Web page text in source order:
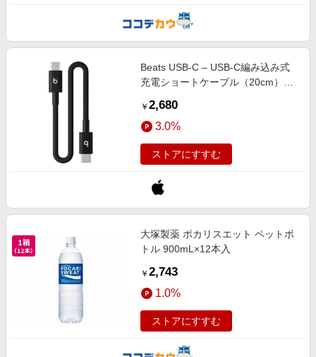
Beats USB-C – USB-C編み込み式
充電ショートケーブル（20cm）–
￥ 2,680
3.0%
ストアにすすむ
大塚製薬 ポカリスエット ペットボ
トル 900mL×12本入
￥ 2,743
1.0%
ストアにすすむ